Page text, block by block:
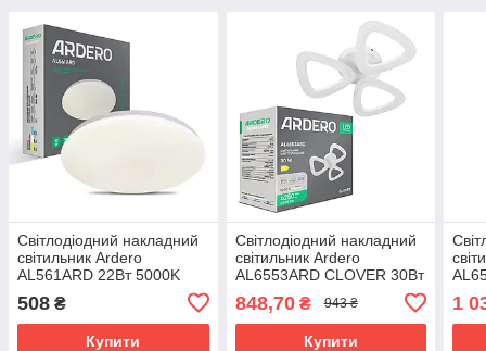
Світлодіодний накладний
світильник Ardero
AL561ARD 22Вт 5000K
508 ₴
Купити
Світлодіодний накладний
світильник Ardero
AL6553ARD CLOVER 30Вт
848,70₴ 943 ₴
Купити
1